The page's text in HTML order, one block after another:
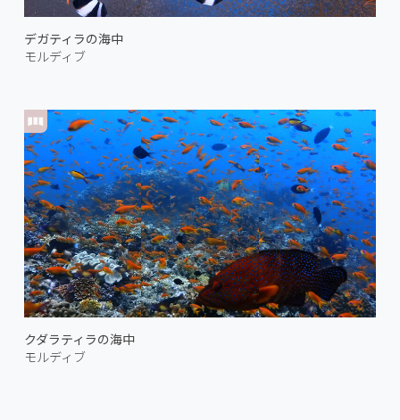
デガティラの海中
モルディブ
クダラティラの海中
モルディブ